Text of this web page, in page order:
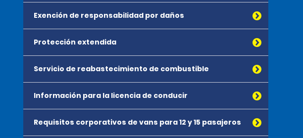
Exención de responsabilidad por daños
Protección extendida
Servicio de reabastecimiento de combustible
Información para la licencia de conducir
Requisitos corporativos de vans para 12 y 15 pasajeros